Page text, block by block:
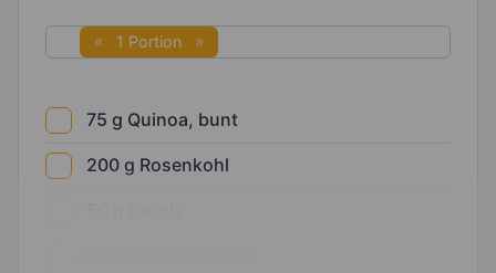
1 Portion
75 g Quinoa, bunt
200 g Rosenkohl